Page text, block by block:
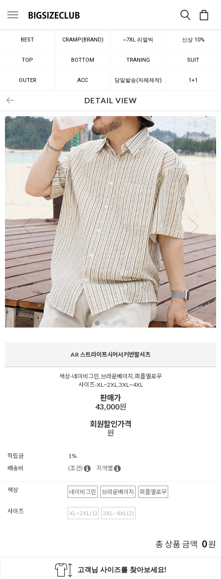
메뉴
BEST CRAMP(BRAND) ~7XL 리얼빅 신상 10%
TOP BOTTOM TRANING SUIT
OUTER ACC 당일발송(자체제작) 1+1
DETAIL VIEW
AR 스트라이프시어서커반팔셔츠
색상-네이비그린,브라운베이지,퍼플옐로우
사이즈-XL~2XL,3XL~4XL
판매가
43,000원
회원할인가격
원
적립금
1%
배송비
(조건) 지역별
색상 네이비그린 브라운베이지 퍼플옐로우
사이즈 XL~2XL(1) 3XL~4XL(2)
총 상품 금액 0원